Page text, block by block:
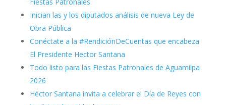
Inician las y los diputados análisis de nueva Ley de
Obra Pública
Conéctate a la #RendiciónDeCuentas que encabeza
El Presidente Hector Santana
Todo listo para las Fiestas Patronales de Aguamilpa
2026
Héctor Santana invita a celebrar el Día de Reyes con